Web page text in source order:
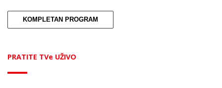
KOMPLETAN PROGRAM
PRATITE TVe UŽIVO